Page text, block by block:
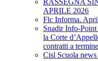
RASSEGNA
APRILE 2026
Flc Informa.
Snadir Info-
la Corte
contratti a termine
Cisl Scuola